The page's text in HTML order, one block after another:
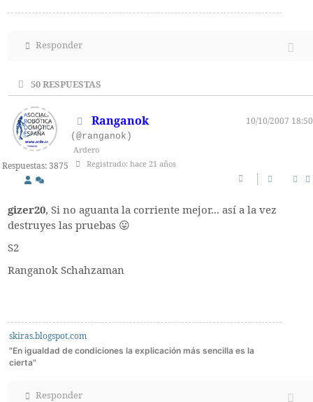
Responder
50RESPUESTAS
Respuestas: 3875
Ranganok
10/10/2007 18:50
(@ranganok)
Ardero
Registrado: hace 21 años
gizer20, Si no aguanta la corriente mejor... así a la vez
destruyes las pruebas 😛
S2
Ranganok Schahzaman
skiras.blogspot.com
"En igualdad de condiciones la explicación más sencilla es la
cierta"
Responder